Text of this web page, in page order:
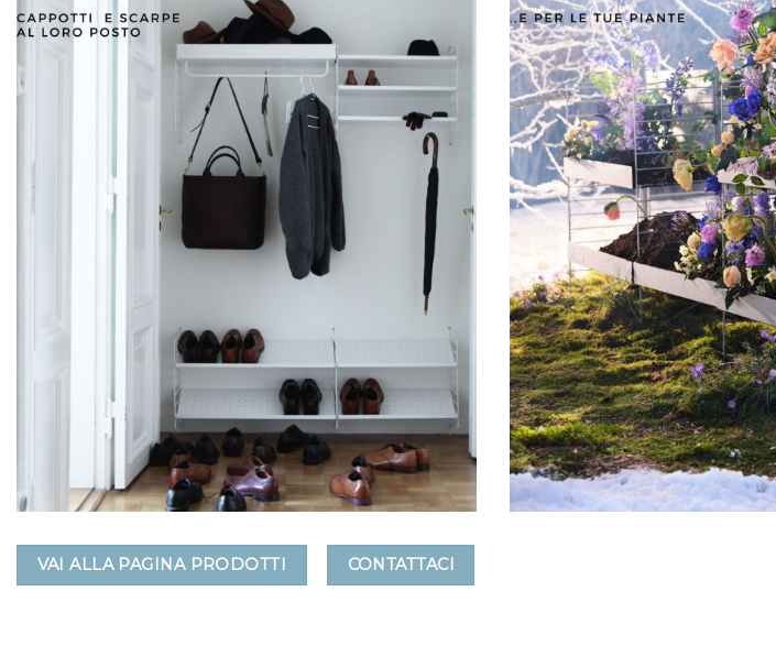
VAI ALLA PAGINA PRODOTTI CONTATTACI